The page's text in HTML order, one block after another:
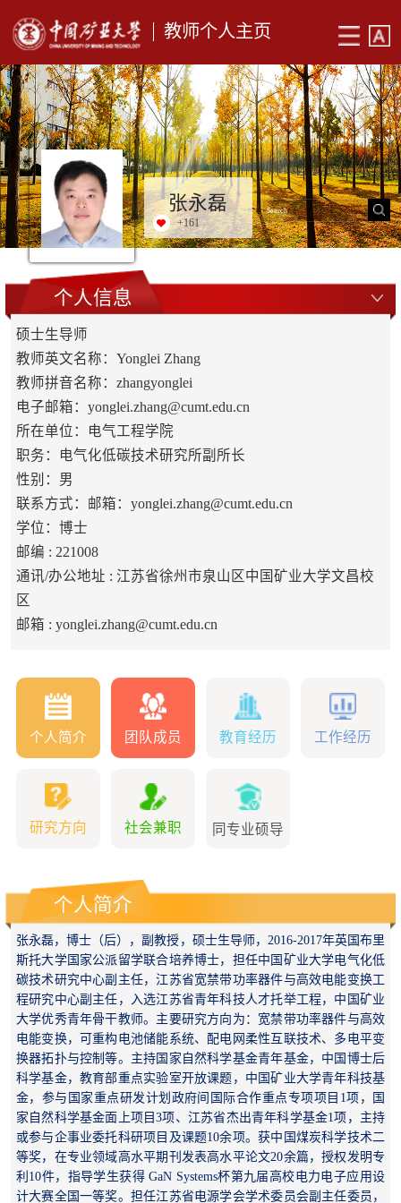
教师个人主页
张永磊
+161
个人信息
硕士生导师
教师英文名称：Yonglei Zhang
教师拼音名称：zhangyonglei
电子邮箱： yonglei.zhang@cumt.edu.cn
所在单位：电气工程学院
职务：电气化低碳技术研究所副所长
性别：男
联系方式：邮箱：yonglei.zhang@cumt.edu.cn
学位：博士
邮编 : 221008
通讯/办公地址 : 江苏省徐州市泉山区中国矿业大学文昌校
区
邮箱 : yonglei.zhang@cumt.edu.cn
个人简介 团队成员 教育经历 工作经历
研究方向 社会兼职 同专业硕导
个人简介
张永磊，博士（后），副教授，硕士生导师，2016-2017年英国布里
斯托大学国家公派留学联合培养博士，担任中国矿业大学电气化低
碳技术研究中心副主任，江苏省宽禁带功率器件与高效电能变换工
程研究中心副主任，
入选江苏省青年科技人才托举工程， 中国矿业
大学优秀青年骨干教师。主要研究方向为：宽禁带功率器件与高效
电能变换，可重构电池储能系统、配电网柔性互联技术、多电平变
换器拓扑与控制等。主持国家自然科学基金青年基金，中国博士后
科学基金，教育部重点实验室开放课题，中国矿业大学青年科技基
金，参与国家重点研发计划政府间国际合作重点专项项目1项，国
家自然科学基金面上项目3项、江苏省杰出青年科学基金1项，主持
或参与企事业委托科研项目及课题10余项。获中国煤炭科学技术二
等奖， 在专业领域高水平期刊发表高水平论文20余篇，授权发明专
利10件，指导学生获得 GaN Systems杯第九届高校电力电子应用设
计大赛全国一等奖。担任江苏省电源学会学术委员会副主任委员，